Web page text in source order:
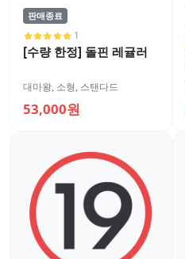
판매종료
1
[수량 한정] 돌핀 레귤러
대마왕, 소형, 스탠다드
53,000원